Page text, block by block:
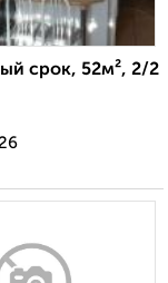
срок, 52м², 2/2